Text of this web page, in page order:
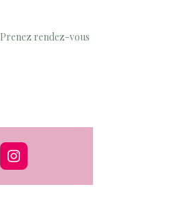
Prenez rendez-vous